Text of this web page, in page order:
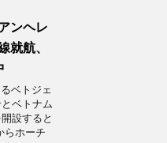
ンヘレ
就航、
ベトジェ
ベトナム
設すると
らホーチ